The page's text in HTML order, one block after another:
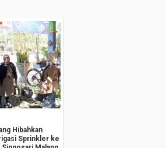
Hibahkan
Sprinkler ke